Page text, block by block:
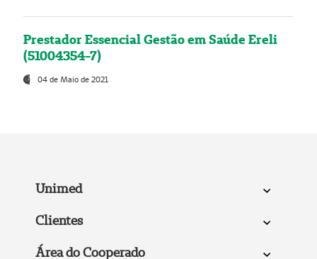
Prestador Essencial Gestão em Saúde Ereli
(51004354-7)
04 de Maio de 2021
Unimed
Clientes
Área do Cooperado